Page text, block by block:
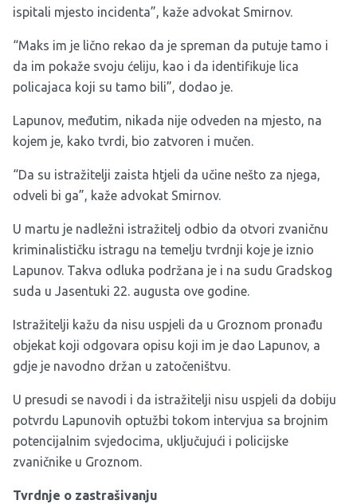
ispitali mjesto incidenta”, kaže advokat Smirnov.
“Maks im je lično rekao da je spreman da putuje tamo i
da im pokaže svoju ćeliju, kao i da identifikuje lica
policajaca koji su tamo bili”, dodao je.
Lapunov, međutim, nikada nije odveden na mjesto, na
kojem je, kako tvrdi, bio zatvoren i mučen.
“Da su istražitelji zaista htjeli da učine nešto za njega,
odveli bi ga”, kaže advokat Smirnov.
U martu je nadležni istražitelj odbio da otvori zvaničnu
kriminalističku istragu na temelju tvrdnji koje je iznio
Lapunov. Takva odluka podržana je i na sudu Gradskog
suda u Jasentuki 22. augusta ove godine.
Istražitelji kažu da nisu uspjeli da u Groznom pronađu
objekat koji odgovara opisu koji im je dao Lapunov, a
gdje je navodno držan u zatočeništvu.
U presudi se navodi i da istražitelji nisu uspjeli da dobiju
potvrdu Lapunovih optužbi tokom intervjua sa brojnim
potencijalnim svjedocima, uključujući i policijske
zvaničnike u Groznom.
Tvrdnje o zastrašivanju